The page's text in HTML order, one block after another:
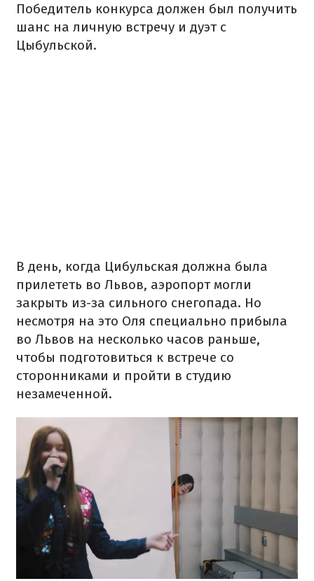
Победитель конкурса должен был получить
шанс на личную встречу и дуэт с
Цыбульской.
В день, когда Цибульская должна была
прилететь во Львов, аэропорт могли
закрыть из-за сильного снегопада. Но
несмотря на это Оля специально прибыла
во Львов на несколько часов раньше,
чтобы подготовиться к встрече со
сторонниками и пройти в студию
незамеченной.